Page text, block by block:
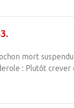
mort
: Plutôt crever